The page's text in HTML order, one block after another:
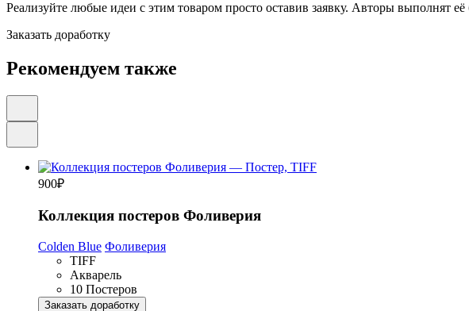
Реализуйте любые идеи с этим товаром просто оставив заявку. Авторы выполнят
Заказать доработку
Рекомендуем также
900₽
Коллекция постеров Фоливерия
Colden Blue Фоливерия
TIFF
Акварель
10 Постеров
Заказать доработку